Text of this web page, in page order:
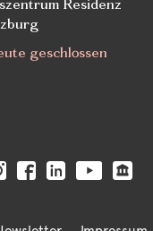
Residenz
geschlossen